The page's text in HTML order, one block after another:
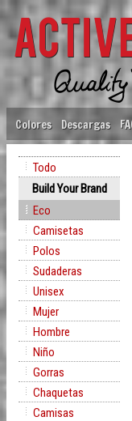
Colores Descargas
Todo
Build Your Brand
Eco
Camisetas
Polos
Sudaderas
Unisex
Mujer
Hombre
Niño
Gorras
Chaquetas
Camisas